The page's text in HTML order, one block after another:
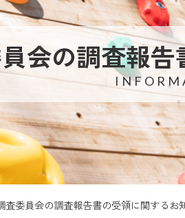
会の調査報
査委員会の調査報告書の受領に関するお